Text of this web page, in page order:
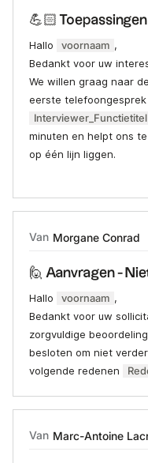
💪🏻
Hallo voornaam ,
Bedankt voor uw
We willen graag naar
eerste
Interviewer_Functietitel
minuten en helpt ons
op één lijn liggen.
Van Morgane Conrad
🙋 Aanvragen -
Hallo voornaam ,
Bedankt voor uw
zorgvuldige
besloten om niet
volgende redenen
Van Marc-Antoine